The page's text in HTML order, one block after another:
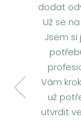
dodat
Už se
Jsem si
Vám
už
utvrdit